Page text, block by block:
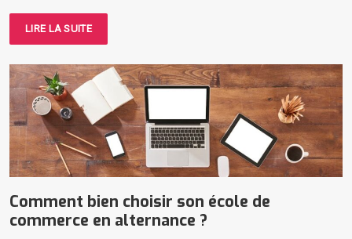
LIRE LA SUITE
Comment bien choisir son école de
commerce en alternance ?